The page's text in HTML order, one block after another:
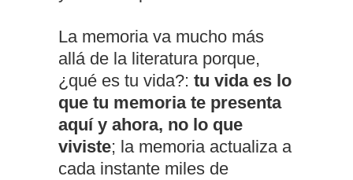
La memoria va mucho más
allá de la literatura porque,
¿qué es tu vida?: tu vida es lo
que tu memoria te presenta
aquí y ahora, no lo que
viviste; la memoria actualiza a
cada instante miles de